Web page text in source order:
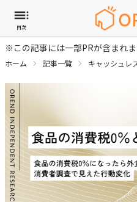
目次
※この記事には一部PRが含まれま
ホーム 記事一覧 キャッシュレ